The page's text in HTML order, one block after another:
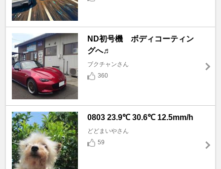
ND初号機 ボディコーティン
グへ♬
ブクチャンさん
360
0803 23.9℃ 30.6℃ 12.5mm/h
どどまいやさん
59